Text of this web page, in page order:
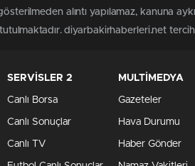
alıntı yapılamaz, kanuna
diyarbakirhaberleri.net
SERVİSLER 2
Canlı Borsa
Canlı Sonuçlar
Canlı TV
MULTİMEDYA
Gazeteler
Hava Durumu
Haber Gönder